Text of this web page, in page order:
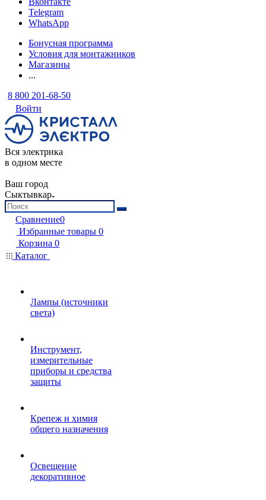
Telegram
WhatsApp
Бонусная программа
Условия для монтажников
Магазины
...
8 800 201-68-50
Войти
Вся электрика
в одном месте
Ваш город
Сыктывкар
Сравнение0
Избранные товары 0
Корзина 0
Каталог
Лампы (источники
света)
Инструмент,
измерительные
приборы и средства
защиты
Крепеж и химия
общего назначения
Освещение
декоративное